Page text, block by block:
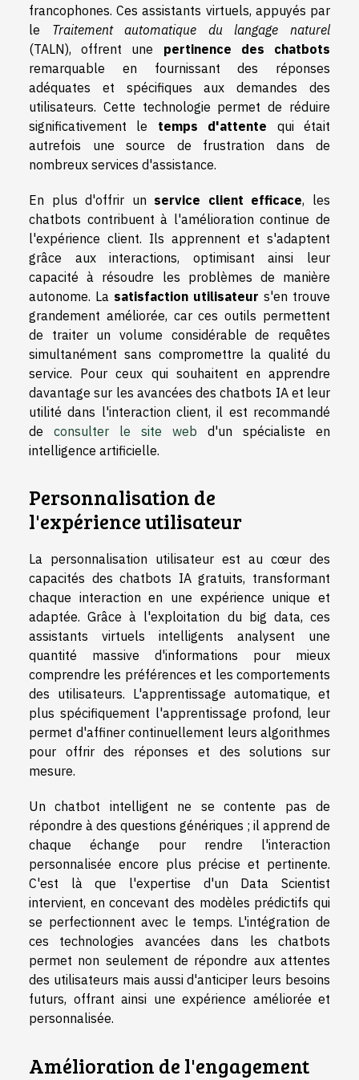
francophones. Ces assistants virtuels, appuyés par
le Traitement automatique du langage naturel
(TALN), offrent une pertinence des chatbots
remarquable en fournissant des réponses
adéquates et spécifiques aux demandes des
utilisateurs. Cette technologie permet de réduire
significativement le temps d'attente qui était
autrefois une source de frustration dans de
nombreux services d'assistance.
En plus d'offrir un service client efficace, les
chatbots contribuent à l'amélioration continue de
l'expérience client. Ils apprennent et s'adaptent
grâce aux interactions, optimisant ainsi leur
capacité à résoudre les problèmes de manière
autonome. La satisfaction utilisateur s'en trouve
grandement améliorée, car ces outils permettent
de traiter un volume considérable de requêtes
simultanément sans compromettre la qualité du
service. Pour ceux qui souhaitent en apprendre
davantage sur les avancées des chatbots IA et leur
utilité dans l'interaction client, il est recommandé
de consulter le site web d'un spécialiste en
intelligence artificielle.
Personnalisation de
l'expérience utilisateur
La personnalisation utilisateur est au cœur des
capacités des chatbots IA gratuits, transformant
chaque interaction en une expérience unique et
adaptée. Grâce à l'exploitation du big data, ces
assistants virtuels intelligents analysent une
quantité massive d'informations pour mieux
comprendre les préférences et les comportements
des utilisateurs. L'apprentissage automatique, et
plus spécifiquement l'apprentissage profond, leur
permet d'affiner continuellement leurs algorithmes
pour offrir des réponses et des solutions sur
mesure.
Un chatbot intelligent ne se contente pas de
répondre à des questions génériques ; il apprend de
chaque échange pour rendre l'interaction
personnalisée encore plus précise et pertinente.
C'est là que l'expertise d'un Data Scientist
intervient, en concevant des modèles prédictifs qui
se perfectionnent avec le temps. L'intégration de
ces technologies avancées dans les chatbots
permet non seulement de répondre aux attentes
des utilisateurs mais aussi d'anticiper leurs besoins
futurs, offrant ainsi une expérience améliorée et
personnalisée.
Amélioration de l'engagement